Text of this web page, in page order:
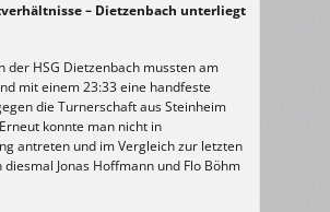
– Dietzenbach unterliegt
der HSG Dietzenbach mussten am
mit einem 23:33 eine handfeste
die Turnerschaft aus Steinheim
konnte man nicht in
antreten und im Vergleich zur letzten
diesmal Jonas Hoffmann und Flo Böhm